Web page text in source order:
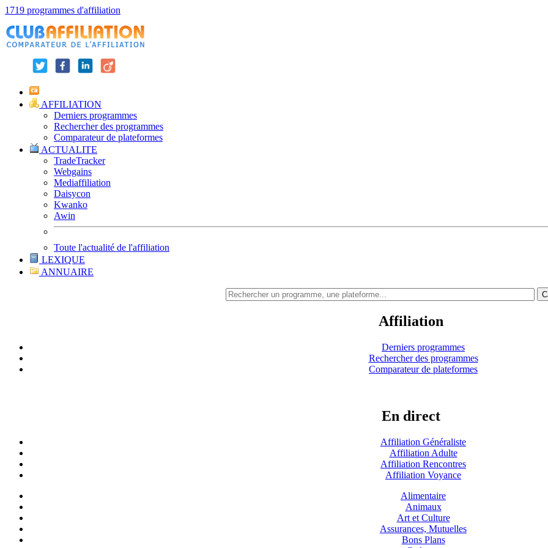
1719 programmes d'affiliation
AFFILIATION
Derniers programmes
Rechercher des programmes
Comparateur de plateformes
ACTUALITE
TradeTracker
Webgains
Mediaffiliation
Daisycon
Kwanko
Awin
Toute l'actualité de l'affiliation
LEXIQUE
ANNUAIRE
Affiliation
Derniers programmes
Rechercher des programmes
Comparateur de plateformes
En direct
Affiliation Généraliste
Affiliation Adulte
Affiliation Rencontres
Affiliation Voyance
Alimentaire
Animaux
Art et Culture
Assurances, Mutuelles
Bons Plans